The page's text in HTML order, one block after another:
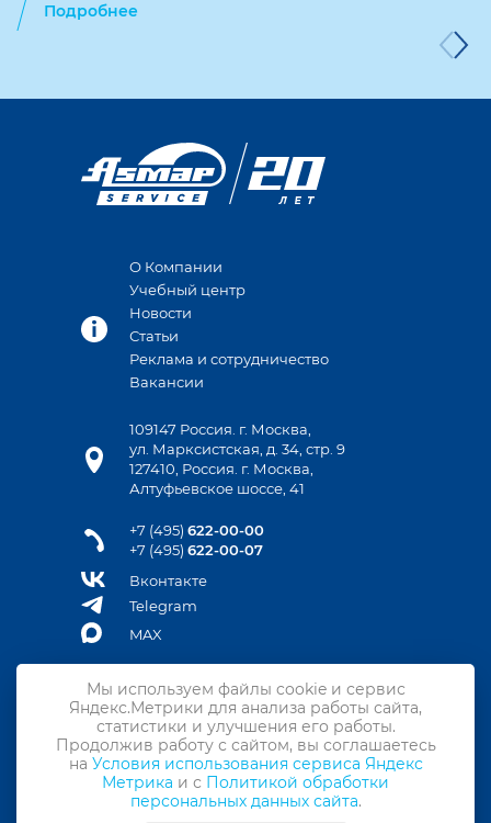
Подробнее
О Компании
Учебный центр
Новости
Статьи
Реклама и сотрудничество
Вакансии
109147 Россия. г. Москва,
ул. Марксистская, д. 34, стр. 9
127410, Россия. г. Москва,
Алтуфьевское шоссе, 41
+7 (495) 622-00-00
+7 (495) 622-00-07
Вконтакте
Telegram
MAX
Контакты
Подписка на новости
Политика конфиденциальности
Политика обработки персональных данных
Мы используем файлы cookie и сервис
Яндекс.Метрики для анализа работы сайта,
статистики и улучшения его работы.
Продолжив работу с сайтом, вы соглашаетесь
на Условия использования сервиса Яндекс
Метрика и с Политикой обработки
персональных данных сайта.